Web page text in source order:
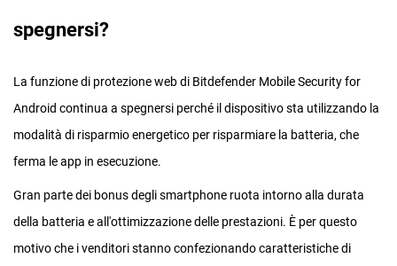
spegnersi?
La funzione di protezione web di Bitdefender Mobile Security for
Android continua a spegnersi perché il dispositivo sta utilizzando la
modalità di risparmio energetico per risparmiare la batteria, che
ferma le app in esecuzione.
Gran parte dei bonus degli smartphone ruota intorno alla durata
della batteria e all'ottimizzazione delle prestazioni. È per questo
motivo che i venditori stanno confezionando caratteristiche di